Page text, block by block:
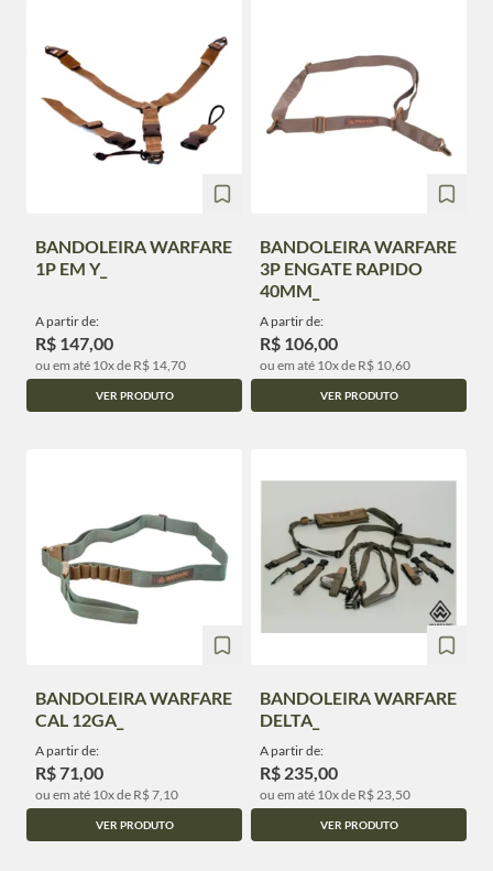
BANDOLEIRA WARFARE
1P EM Y_
A partir de:
R$ 147,00
ou em até 10x de R$ 14,70
VER PRODUTO
BANDOLEIRA WARFARE
3P ENGATE RAPIDO
40MM_
A partir de:
R$ 106,00
ou em até 10x de R$ 10,60
VER PRODUTO
BANDOLEIRA WARFARE
CAL 12GA_
A partir de:
R$ 71,00
ou em até 10x de R$ 7,10
VER PRODUTO
BANDOLEIRA WARFARE
DELTA_
A partir de:
R$ 235,00
ou em até 10x de R$ 23,50
VER PRODUTO